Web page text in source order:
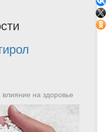
на здоровье